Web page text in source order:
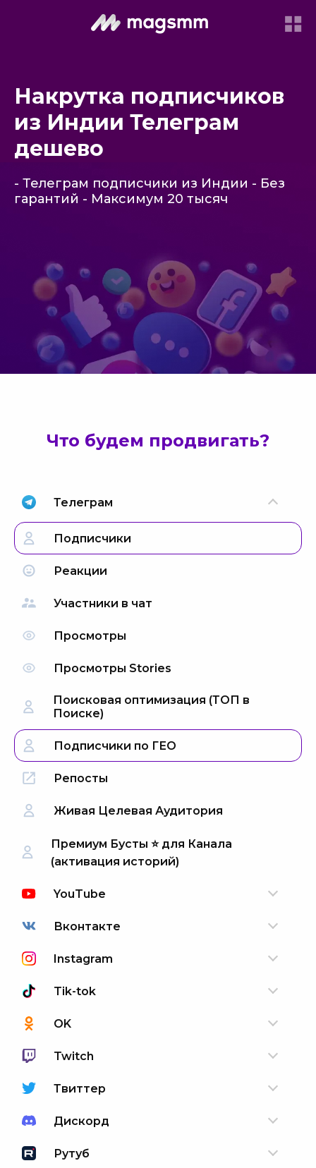
Накрутка подписчиков
из Индии Телеграм
дешево
- Телеграм подписчики из Индии - Без
гарантий - Максимум 20 тысяч
Что будем продвигать?
Телеграм
Подписчики
Реакции
Участники в чат
Просмотры
Просмотры Stories
Поисковая оптимизация (ТОП в
Поиске)
Подписчики по ГЕО
Репосты
Живая Целевая Аудитория
Премиум Бусты ⭐️ для Канала
(активация историй)
YouTube
Вконтакте
Instagram
Tik-tok
OK
Twitch
Твиттер
Дискорд
Рутуб